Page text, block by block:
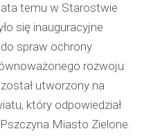
temu w Starostwie
się inauguracyjne
spraw ochrony
rozwoju
utworzony na
który odpowiedział
Miasto Zielone.